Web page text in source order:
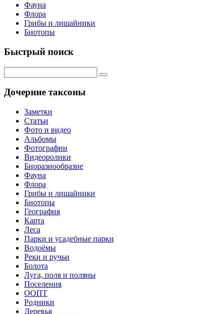
Фауна
Флора
Грибы и лишайники
Биотопы
Быстрый поиск
Дочерние таксоны
Заметки
Статьи
Фото и видео
Альбомы
Фотографии
Видеоролики
Биоразнообразие
Фауна
Флора
Грибы и лишайники
Биотопы
География
Карта
Леса
Парки и усадебные парки
Водоёмы
Реки и ручьи
Болота
Луга, поля и поляны
Поселения
ООПТ
Родники
Деревья